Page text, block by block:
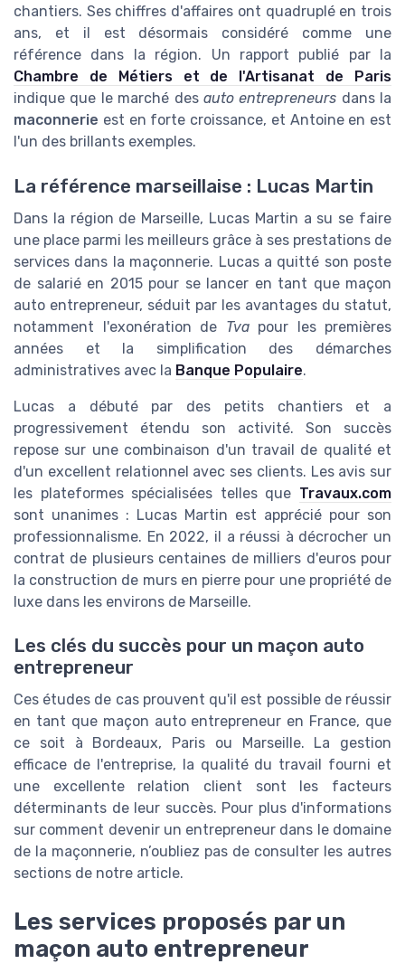
chantiers. Ses chiffres d'affaires ont quadruplé en trois
ans, et il est désormais considéré comme une
référence dans la région. Un rapport publié par la
Chambre de Métiers et de l'Artisanat de Paris
indique que le marché des auto entrepreneurs dans la
maconnerie est en forte croissance, et Antoine en est
l'un des brillants exemples.
La référence marseillaise : Lucas Martin
Dans la région de Marseille, Lucas Martin a su se faire
une place parmi les meilleurs grâce à ses prestations de
services dans la maçonnerie. Lucas a quitté son poste
de salarié en 2015 pour se lancer en tant que maçon
auto entrepreneur, séduit par les avantages du statut,
notamment l'exonération de Tvapour les premières
années et la simplification des démarches
administratives avec la Banque Populaire.
Lucas a débuté par des petits chantiers et a
progressivement étendu son activité. Son succès
repose sur une combinaison d'un travail de qualité et
d'un excellent relationnel avec ses clients. Les avis sur
les plateformes spécialisées telles que Travaux.com
sont unanimes : Lucas Martin est apprécié pour son
professionnalisme. En 2022, il a réussi à décrocher un
contrat de plusieurs centaines de milliers d'euros pour
la construction de murs en pierre pour une propriété de
luxe dans les environs de Marseille.
Les clés du succès pour un maçon auto
entrepreneur
Ces études de cas prouvent qu'il est possible de réussir
en tant que maçon auto entrepreneur en France, que
ce soit à Bordeaux, Paris ou Marseille. La gestion
efficace de l'entreprise, la qualité du travail fourni et
une excellente relation client sont les facteurs
déterminants de leur succès. Pour plus d'informations
sur comment devenir un entrepreneur dans le domaine
de la maçonnerie, n’oubliez pas de consulter les autres
sections de notre article.
Les services proposés par un
maçon auto entrepreneur